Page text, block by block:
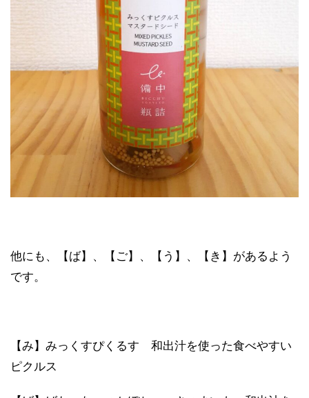
他にも、【ば】、【ご】、【う】、【き】があるよう
です。
【み】みっくすぴくるす 和出汁を使った食べやすい
ピクルス